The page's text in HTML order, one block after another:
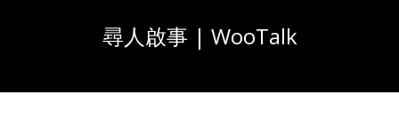
尋人啟事 | WooTalk